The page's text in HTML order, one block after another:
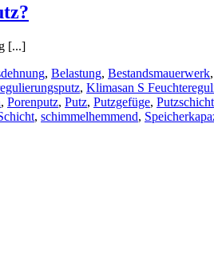
[...]
, Belastung, Bestandsmauerwerk,
, Klimasan S
, Porenputz, Putz, Putzgefüge, Putzschicht
, schimmelhemmend,